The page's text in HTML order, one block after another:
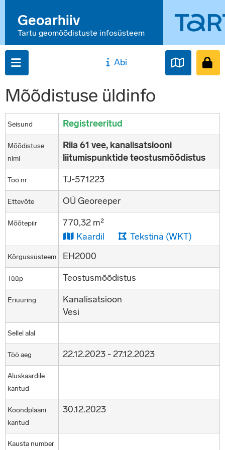
Geoarhiiv
Tartu geomõõdistuste infosüsteem
Abi
Mõõdistuse üldinfo
Seisund Registreeritud
Mõõdistuse
nimi
Riia 61 vee, kanalisatsiooni
liitumispunktide teostusmõõdistus
Töö nr TJ-571223
Ettevõte OÜ Georeeper
Mõõtepiir
770,32 m²
Kaardil
Tekstina (WKT)
Kõrgussüsteem EH2000
Tüüp Teostusmõõdistus
Eriuuring
Kanalisatsioon
Vesi
Sellel alal
Töö aeg 22.12.2023 - 27.12.2023
Aluskaardile
kantud
Koondplaani
kantud
30.12.2023
Kausta number